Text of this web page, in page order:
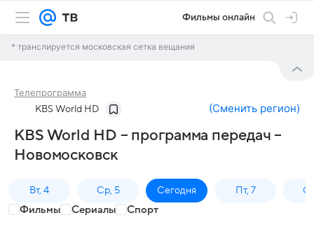
Фильмы онлайн
* транслируется московская сетка вещания
Телепрограмма
KBS World HD (Сменить регион)
KBS World HD – программа передач –
Новомосковск
Вт, 4 Ср, 5 Сегодня Пт, 7
Фильмы Сериалы Спорт